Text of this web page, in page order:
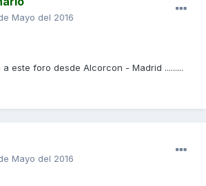
Mayo del 2016
este foro desde Alcorcon - Madrid .........
Mayo del 2016